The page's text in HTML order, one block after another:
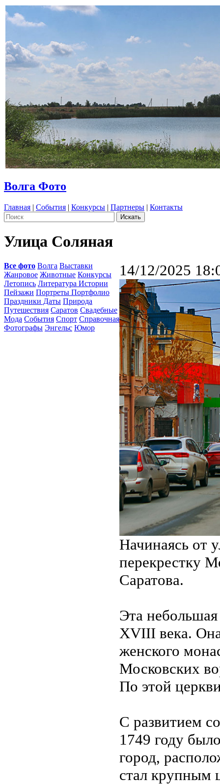
Волга Фото
Главная | События | Конкурсы | Партнеры | Контакты
Улица Соляная
Все фото Волга Выставки
Жанровое Животные Конкурсы
Летопись Литература Истории
Пейзажи Портреты Портфолио
Праздники Даты Природа
Путешествия Саратов Свадебные
Мода События Спорт Справочная
Фотографы Энгельс Юмор
14/12/2025
Начинаясь от
перекрестку
Саратова.
Эта
XVIII века.
женского
Московских
По этой
С развитием
1749 году
город,
стал крупным